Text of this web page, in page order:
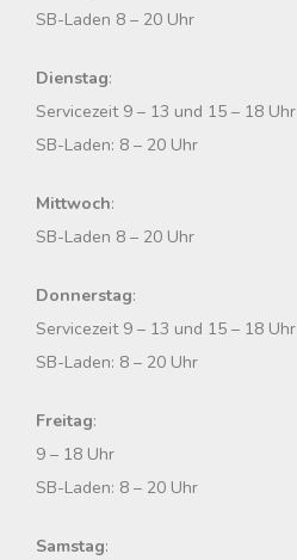
a
c
h
SB-Laden 8 – 20 Uhr
Dienstag:
Servicezeit 9 – 13 und 15 – 18 Uhr
SB-Laden: 8 – 20 Uhr
Mittwoch:
SB-Laden 8 – 20 Uhr
Donnerstag:
Servicezeit 9 – 13 und 15 – 18 Uhr
SB-Laden: 8 – 20 Uhr
Freitag:
9 – 18 Uhr
SB-Laden: 8 – 20 Uhr
Samstag: